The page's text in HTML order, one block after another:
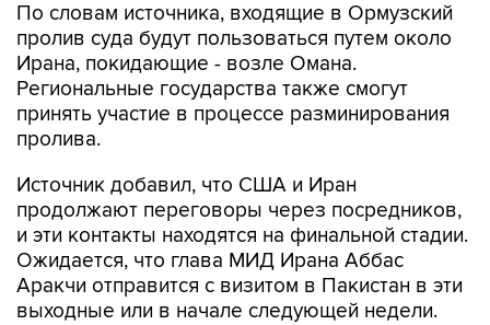
По словам источника, входящие в Ормузский
пролив суда будут пользоваться путем около
Ирана, покидающие - возле Омана.
Региональные государства также смогут
принять участие в процессе разминирования
пролива.
Источник добавил, что США и Иран
продолжают переговоры через посредников,
и эти контакты находятся на финальной стадии.
Ожидается, что глава МИД Ирана Аббас
Аракчи отправится с визитом в Пакистан в эти
выходные или в начале следующей недели.